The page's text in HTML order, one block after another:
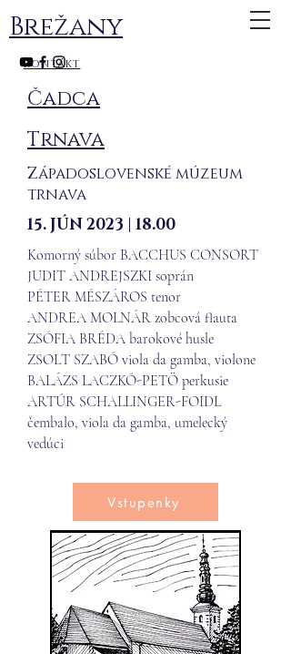
kontakt
Brežany
​Čadca
Trnava
Západoslovenské múzeum
trnava
15. JÚN 2023 | 18.00
Komorný súbor BACCHUS CONSORT
JUDIT ANDREJSZKI soprán
PÉTER MÉSZÁROS tenor
ANDREA MOLNÁR zobcová flauta
ZSÓFIA BRÉDA barokové husle
ZSOLT SZABÓ viola da gamba, violone
BALÁZS LACZKÓ-PETÖ perkusie
ARTÚR SCHALLINGER-FOIDL
čembalo, viola da gamba, umelecký
vedúci
Vstupenky